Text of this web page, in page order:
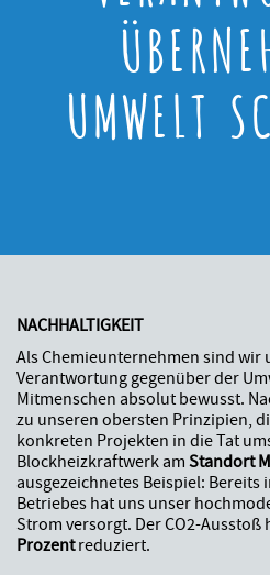
UMWELT
NACHHALTIGKEIT
Als Chemieunternehmen sind wir
Verantwortung gegenüber der
Mitmenschen absolut bewusst.
zu unseren obersten Prinzipien,
konkreten Projekten in die Tat
Blockheizkraftwerk am Standort
ausgezeichnetes Beispiel: Bereits
Betriebes hat uns unser
Strom versorgt. Der CO2-Ausstoß
Prozentreduziert.